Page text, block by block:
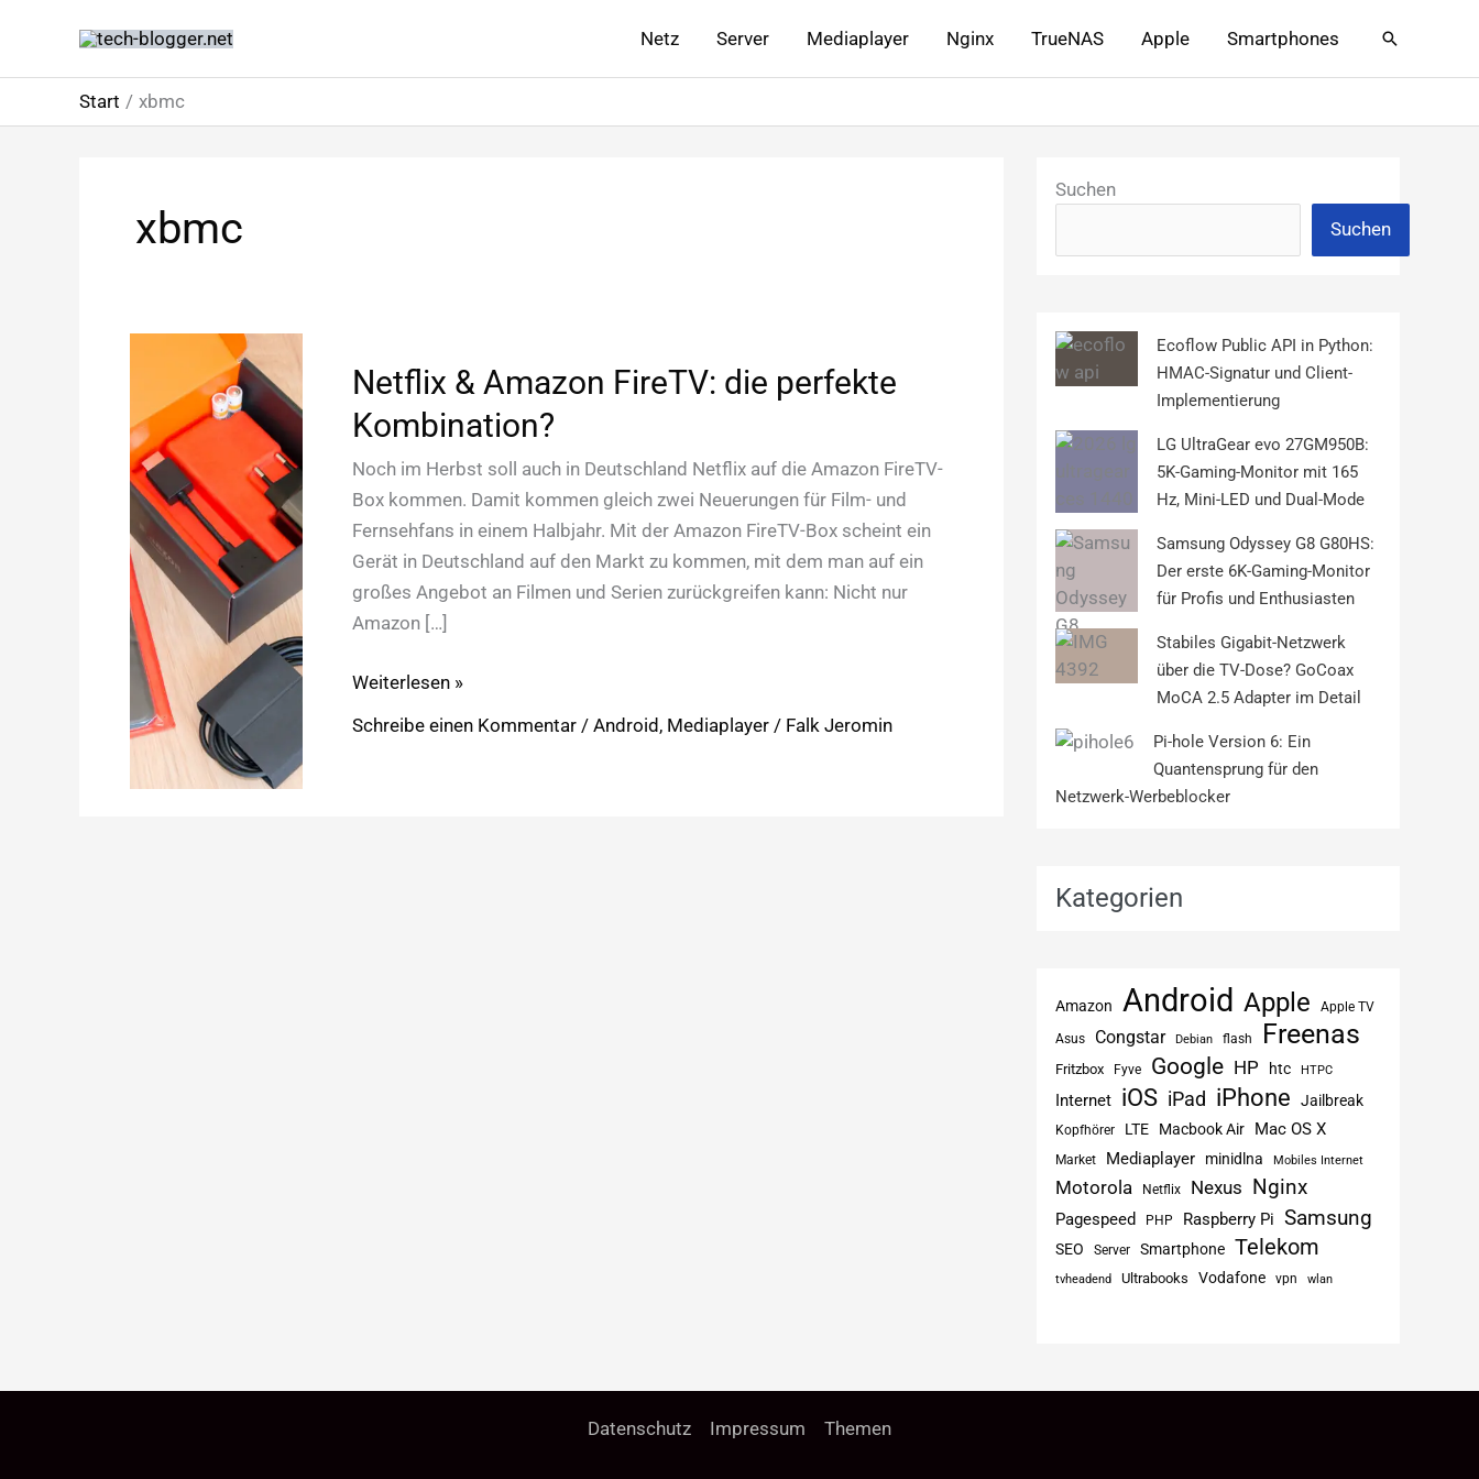
springen
Netz Server Mediaplayer Nginx TrueNAS Apple Smartphones Suchen
Start xbmc
xbmc
Netflix & Amazon FireTV: die perfekte
Kombination?
Noch im Herbst soll auch in Deutschland Netflix auf die Amazon FireTV-
Box kommen. Damit kommen gleich zwei Neuerungen für Film- und
Fernsehfans in einem Halbjahr. Mit der Amazon FireTV-Box scheint ein
Gerät in Deutschland auf den Markt zu kommen, mit dem man auf ein
großes Angebot an Filmen und Serien zurückgreifen kann: Nicht nur
Amazon […]
Netflix
Weiterlesen »
Schreibe einen Kommentar /Android , Mediaplayer / Falk Jeromin
Suchen
Suchen
Ecoflow Public API in Python:
HMAC-Signatur und Client-
Implementierung
LG UltraGear evo 27GM950B:
5K-Gaming-Monitor mit 165
Hz, Mini-LED und Dual-Mode
Samsung Odyssey G8 G80HS:
Der erste 6K-Gaming-Monitor
für Profis und Enthusiasten
Stabiles Gigabit-Netzwerk
über die TV-Dose? GoCoax
MoCA 2.5 Adapter im Detail
Pi-hole Version 6: Ein
Quantensprung für den
Netzwerk-Werbeblocker
Kategorien
Amazon Android Apple
Apple TV
Asus
Congstar Debian flash Freenas
Fritzbox Fyve Google HP htc HTPC
Internet iOS iPad iPhone Jailbreak
Kopfhörer LTE Macbook Air Mac OS X
Market Mediaplayer minidlna Mobiles Internet
Motorola Netflix Nexus Nginx
Pagespeed PHP Raspberry Pi Samsung
SEO Server Smartphone Telekom
tvheadend Ultrabooks Vodafone vpn wlan
Datenschutz Impressum Themen